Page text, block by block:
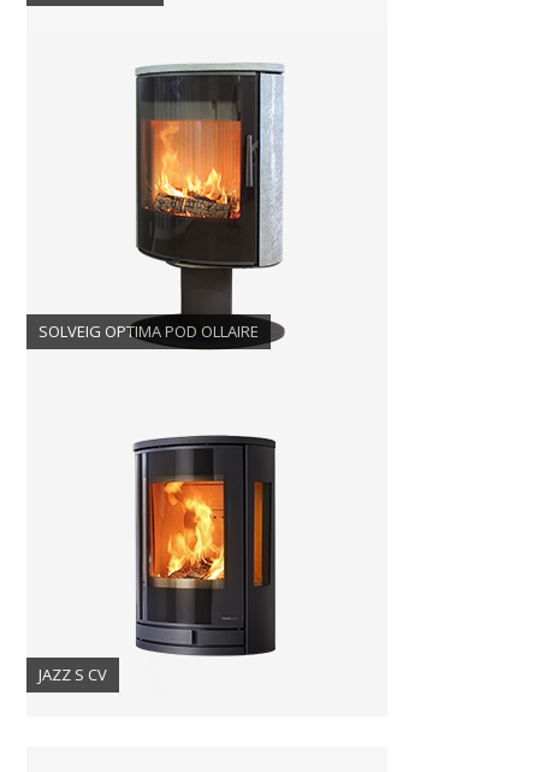
SOLVEIG OPTIMA POD OLLAIRE
JAZZ S CV